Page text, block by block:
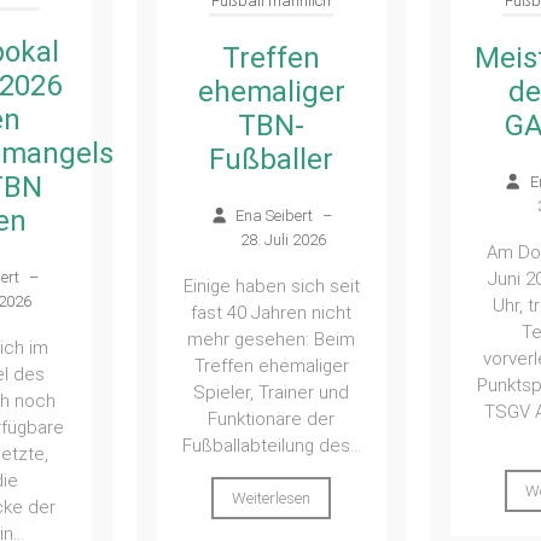
seit
nicht
Beim
und
der
des...
Meisterschaft
der SGM
GANR D1
3. Juli 2026
Juni 2026 um 18:15
Uhr, trat unser D1-
Team zum
vorverlegten letzten
Punktspiel gegen den
TSGV Albershausen
in...
Weiterlesen
auch